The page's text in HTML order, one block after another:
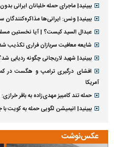
ببینید| ماجرای حمله خلبانان ایرانی
ببینید| ونس: ایرانی‌ها
عبدال السید کیست؟ | آیا نخستین
شایعه معافیت سربازان فراری تکذیب
ببینید| شهید لاریجانی چگونه ردیابی
افشای درگیری ترامپ و هگست در
آمریکا
حمله تند کامبیز مهدی‌زاده به باقر
ببینید| انیمیشن لگویی حمله به کویت
عکس‌نوشت